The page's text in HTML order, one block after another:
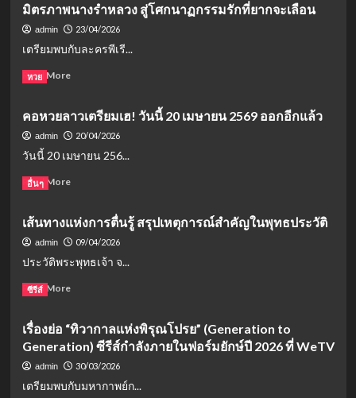
ลู่
–
เฉิง
ย”
WeTV
9
มิ.ย.
นี้!
(2026)
“หยาง
หยาง”
บท
ยุทธ
ผดุง
ความ
บน
เรื่อง
ย่อ
กำนัล
วัง
หลวง”
มิ
จีน
ทะลุ
มิตรภาพนางรำหลวง สู่โศกนาฏกรรมรักที่ยากจะเลือน
admin 23/04/2026
เตรียมพบกับละครพีเรี...
Read MoreRead
เรื่อง
ย่อ
สร้อย
มาลา
Red
Opera):
มิตรภาพ
นางรำ
โศกนาฏกรรม
รัก
ที่
จะ
หวย
คอหวยลาวเตรียมเฮ! วันนี้ 20 เมษายน 2569 ออกอีกแล้ว
admin 20/04/2026
วันนี้ 20 เมษายน 256...
Read MoreRead
คอ
หวย
เตรียม
เฮ!
20
เมษายน
2569
อีก
อื่นๆ
เส้นทางแห่งการตื่นรู้ สรุปเหตุการณ์สำคัญในพุทธประวัติ
admin 09/04/2026
ประวัติพระพุทธเจ้า จ...
Read MoreRead
เส้น
ทาง
แห่ง
ตื่น
ซีรีส์
เรื่องย่อ “ทิวากาลแห่งพิรุณโปรย” (Generation to
Generation) ซีรีส์กำลังภายในฟอร์มยักษ์ปี 2026 ที่ WeTV
admin 30/03/2026
เตรียมพบกับมหากาพย์ก...